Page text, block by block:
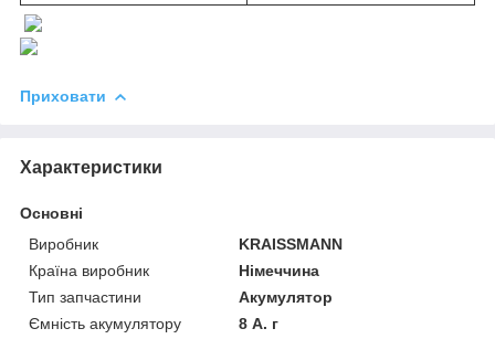
Приховати
Характеристики
Основні
Виробник
KRAISSMANN
Країна виробник
Німеччина
Тип запчастини
Акумулятор
Ємність акумулятору
8 А. г